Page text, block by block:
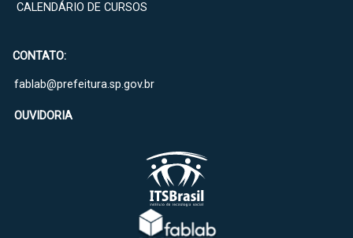
CALENDÁRIO DE CURSOS
CONTATO:
fablab@prefeitura.sp.gov.br
OUVIDORIA